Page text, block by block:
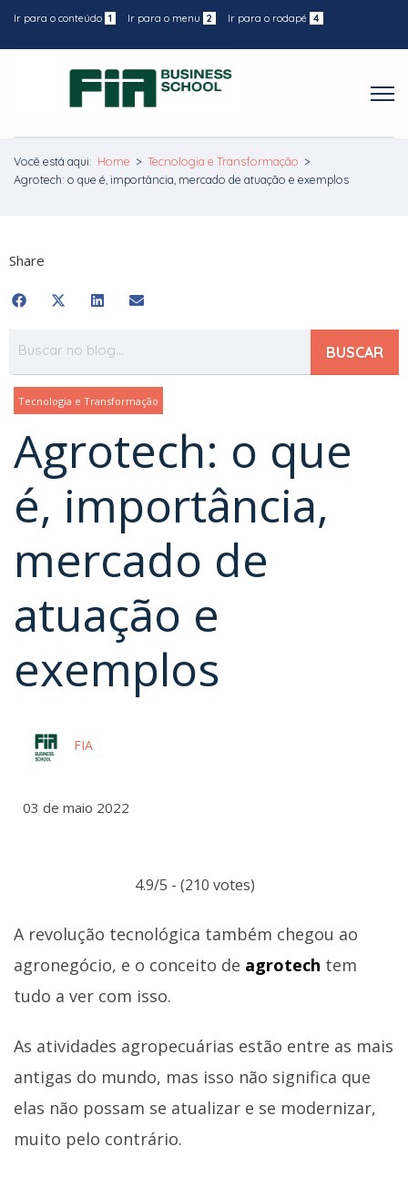
Ir para o conteúdo 1 Ir para o menu 2 Ir para o rodapé 4
Você está aqui: Home > Tecnologia e Transformação >
Agrotech: o que é, importância, mercado de atuação e exemplos
Share
BUSCAR
Tecnologia e Transformação
Agrotech: o que
é, importância,
mercado de
atuação e
exemplos
FIA
03 de maio 2022
4.9/5 - (210 votes)
A revolução tecnológica também chegou ao
agronegócio, e o conceito de agrotech tem
tudo a ver com isso.
As atividades agropecuárias estão entre as mais
antigas do mundo, mas isso não significa que
elas não possam se atualizar e se modernizar,
muito pelo contrário.